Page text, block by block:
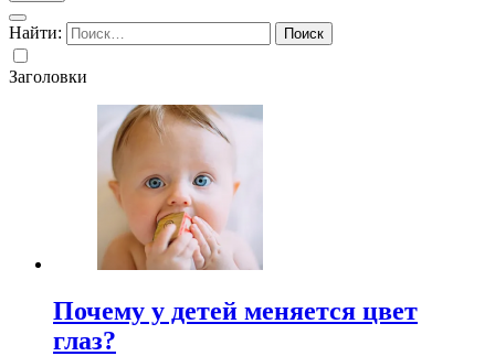
Найти:
Заголовки
Почему у детей меняется цвет
глаз?